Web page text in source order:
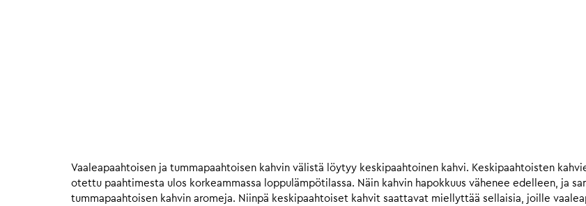
Vaaleapaahtoisen ja tummapaahtoisen kahvin välistä löytyy keskipaahtoinen kahvi. Keskipaahtoisten
otettu paahtimesta ulos korkeammassa loppulämpötilassa. Näin kahvin hapokkuus vähenee edelleen, ja
tummapaahtoisen kahvin aromeja. Niinpä keskipaahtoiset kahvit saattavat miellyttää sellaisia, joille